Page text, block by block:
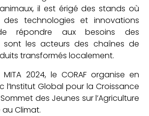
il est érigé des stands où
des technologies et innovations
répondre aux besoins des
sont les acteurs des chaînes de
transformés localement.
2024, le CORAF organise en
l’Institut Global pour la Croissance
des Jeunes sur l’Agriculture
Climat.